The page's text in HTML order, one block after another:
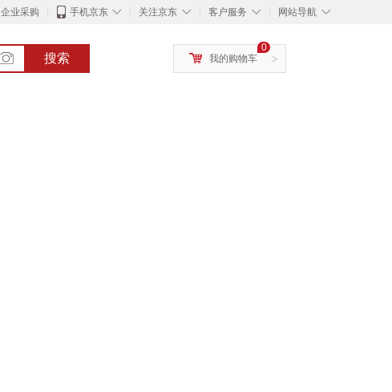
企业采购 ◇
手机京东 ◇
关注京东 ◇
客户服务 ◇
网站导航
搜索 >
0
我的购物车